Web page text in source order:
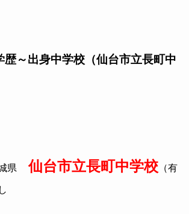
歴～出身中学校（仙台市立長町中
県 仙台市立長町中学校（有